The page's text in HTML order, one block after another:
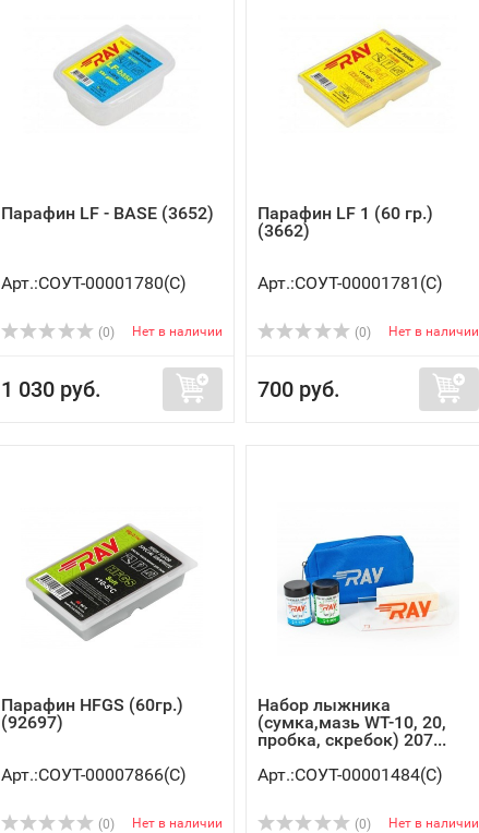
Парафин LF - BASE (3652)
Арт.:СОУТ-00001780(C)
(0) Нет в наличии
1 030 руб.
Парафин LF 1 (60 гр.)
(3662)
Арт.:СОУТ-00001781(C)
(0) Нет в наличии
700 руб.
Парафин НFGS (60гр.)
(92697)
Арт.:СОУТ-00007866(C)
(0) Нет в наличии
Набор лыжника
(сумка,мазь WT-10, 20,
пробка, скребок) 207...
Арт.:СОУТ-00001484(C)
(0) Нет в наличии